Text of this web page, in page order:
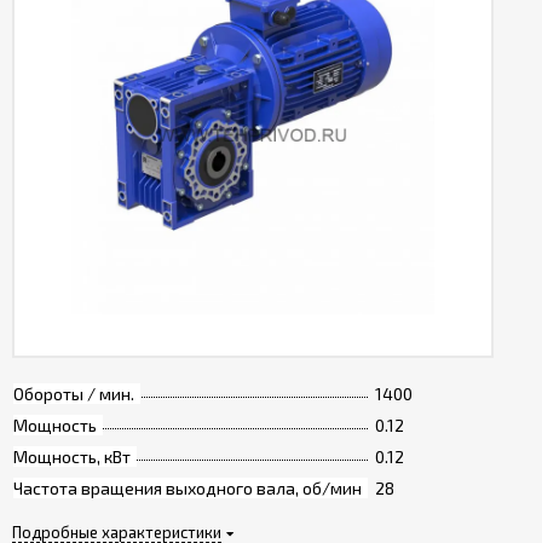
Обороты / мин.
1400
Мощность
0.12
Мощность, кВт
0.12
Частота вращения выходного вала, об/мин
28
Подробные характеристики